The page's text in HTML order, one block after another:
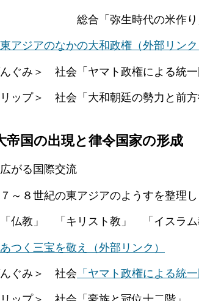
弥生時代の米作り
東アジアのなかの大和政権 （外部リンク
み＞ 社会「ヤマト政権による統一
プ＞ 社会「大和朝廷の勢力と前方
国の出現と律令国家の形成
る国際交流
世紀の東アジアのようすを整理し
」 「キリスト教」 「イスラム教
あつく三宝を敬え （外部リンク）
ぐみ＞ 社会 「ヤマト政権による統